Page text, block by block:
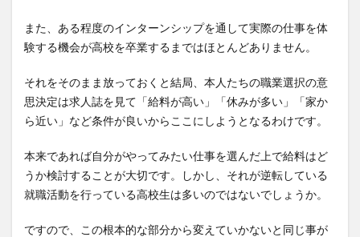
また、ある程度のインターンシップを通して実際の仕事を体
験する機会が高校を卒業するまではほとんどありません。
それをそのまま放っておくと結局、本人たちの職業選択の意
思決定は求人誌を見て「給料が高い」「休みが多い」「家か
ら近い」など条件が良いからここにしようとなるわけです。
本来であれば自分がやってみたい仕事を選んだ上で給料はど
うか検討することが大切です。しかし、それが逆転している
就職活動を行っている高校生は多いのではないでしょうか。
ですので、この根本的な部分から変えていかないと同じ事が